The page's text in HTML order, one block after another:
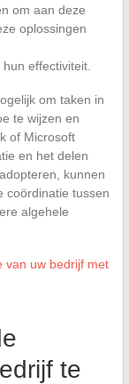
om aan deze
oplossingen
effectiviteit.
om taken in
te wijzen en
of Microsoft
en het delen
kunnen
coördinatie tussen
algehele
van uw bedrijf met
te